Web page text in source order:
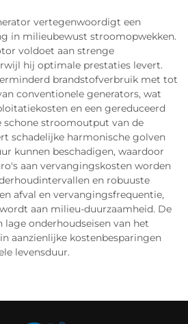
vertegenwoordigt een
in milieubewust stroomopwekken.
voldoet aan strenge
hij optimale prestaties levert.
brandstofverbruik met tot
conventionele generators, wat
en een gereduceerd
schone stroomoutput van de
schadelijke harmonische golven
kunnen beschadigen, waardoor
aan vervangingskosten worden
en robuuste
afval en vervangingsfrequentie,
aan milieu-duurzaamheid. De
onderhoudseisen van het
aanzienlijke kostenbesparingen
levensduur.